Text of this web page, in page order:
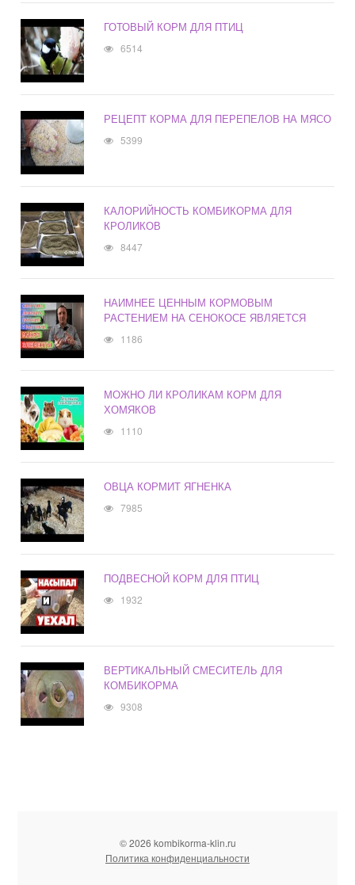
ГОТОВЫЙ КОРМ ДЛЯ ПТИЦ
6514
РЕЦЕПТ КОРМА ДЛЯ ПЕРЕПЕЛОВ НА МЯСО
5399
КАЛОРИЙНОСТЬ КОМБИКОРМА ДЛЯ
КРОЛИКОВ
8447
НАИМНЕЕ ЦЕННЫМ КОРМОВЫМ
РАСТЕНИЕМ НА СЕНОКОСЕ ЯВЛЯЕТСЯ
1186
МОЖНО ЛИ КРОЛИКАМ КОРМ ДЛЯ
ХОМЯКОВ
1110
ОВЦА КОРМИТ ЯГНЕНКА
7985
ПОДВЕСНОЙ КОРМ ДЛЯ ПТИЦ
1932
ВЕРТИКАЛЬНЫЙ СМЕСИТЕЛЬ ДЛЯ
КОМБИКОРМА
9308
© 2026 kombikorma-klin.ru
Политика конфиденциальности